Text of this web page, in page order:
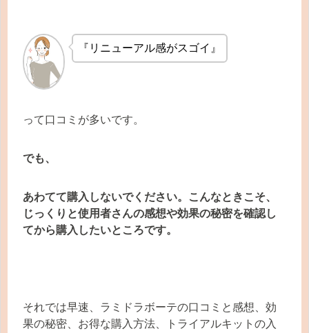
『リニューアル感がスゴイ』
って口コミが多いです。
でも、
あわてて購入しないでください。こんなときこそ、
じっくりと使用者さんの感想や効果の秘密を確認し
てから購入したいところです。
それでは早速、ラミドラボーテの口コミと感想、効
果の秘密、お得な購入方法、トライアルキットの入